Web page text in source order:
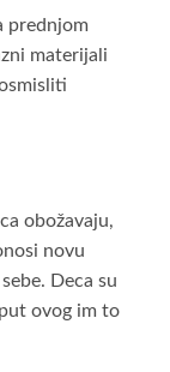
prednjom
materijali
obožavaju,
novu
Deca su
ovog im to